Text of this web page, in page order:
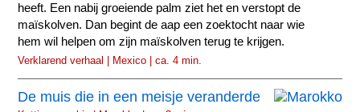
heeft. Een nabij groeiende palm ziet het en verstopt de
maïskolven. Dan begint de aap een zoektocht naar wie
hem wil helpen om zijn maïskolven terug te krijgen.
Verklarend verhaal | Mexico | ca. 4 min.
De muis die in een meisje veranderde